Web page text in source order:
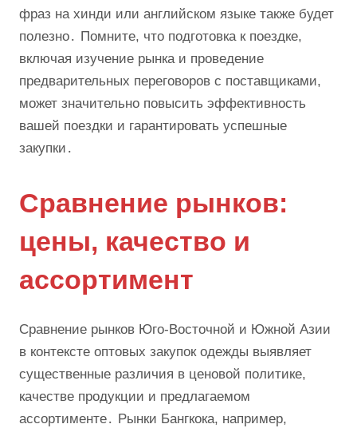
фраз на хинди или английском языке также будет
полезно․ Помните, что подготовка к поездке,
включая изучение рынка и проведение
предварительных переговоров с поставщиками,
может значительно повысить эффективность
вашей поездки и гарантировать успешные
закупки․
Сравнение рынков:
цены, качество и
ассортимент
Сравнение рынков Юго-Восточной и Южной Азии
в контексте оптовых закупок одежды выявляет
существенные различия в ценовой политике,
качестве продукции и предлагаемом
ассортименте․ Рынки Бангкока, например,